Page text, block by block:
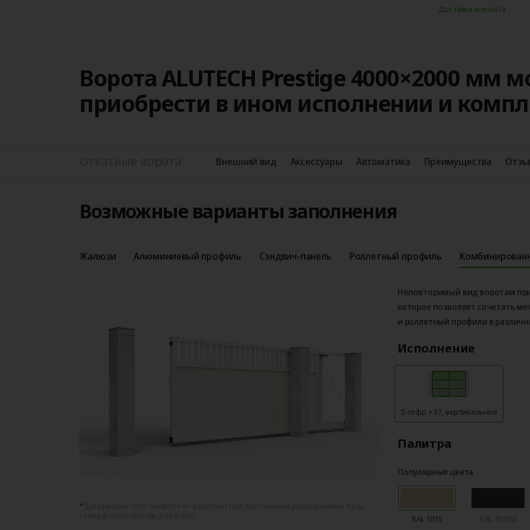
Доставка и оплата
Ворота ALUTECH Prestige 4000×2000 мм
приобрести в ином исполнении и
Внешний вид Аксессуары Автоматика Преимущества
Возможные варианты заполнения
Жалюзи Алюминиевый профиль Сэндвич-панель Роллетный профиль
Неповторимый вид воротам
которое позволяет сочетать
и роллетный профили в
Исполнение
S-гофр + 37, вертикальное
Палитра
Популярные цвета
RAL 1015